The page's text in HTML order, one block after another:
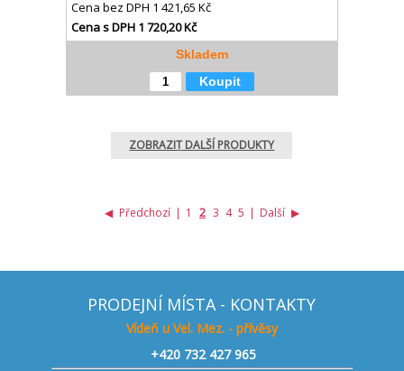
Cena bez DPH 1 421,65 Kč
Cena s DPH 1 720,20 Kč
Skladem
Koupit
ZOBRAZIT DALŠÍ PRODUKTY
◀ Předchozí | 1 2 3 4 5 | Další ▶
PRODEJNÍ MÍSTA - KONTAKTY
Vídeň u Vel. Mez. - přívěsy
+420 732 427 965